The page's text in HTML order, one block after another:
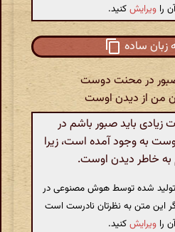
را ویرایشکنید.
زبان ساده
در محنت دوست
من از دیدن اوست
باید صبور باشم در
به وجود آمده است، زیرا
به خاطر دیدن اوست.
تولید شده توسط هوش مصنوعی در
این متن به نظرتان نادرست است
را ویرایشکنید.